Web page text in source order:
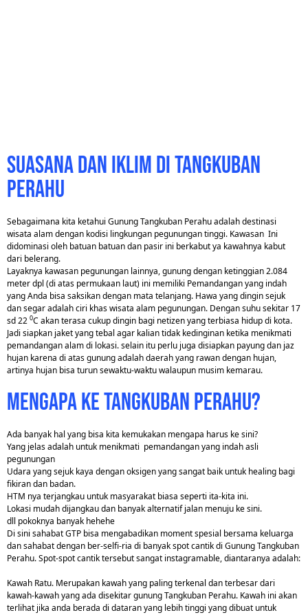
suasana dan iklim di tangkuban
perahu
Sebagaimana kita ketahui Gunung Tangkuban Perahu adalah destinasi
wisata alam dengan kodisi lingkungan pegunungan tinggi. Kawasan Ini
didominasi oleh batuan batuan dan pasir ini berkabut ya kawahnya kabut
dari belerang.
Layaknya kawasan pegunungan lainnya, gunung dengan ketinggian 2.084
meter dpl (di atas permukaan laut) ini memiliki Pemandangan yang indah
yang Anda bisa saksikan dengan mata telanjang. Hawa yang dingin sejuk
dan segar adalah ciri khas wisata alam pegunungan. Dengan suhu sekitar 17
sd 22 0C akan terasa cukup dingin bagi netizen yang terbiasa hidup di kota.
Jadi siapkan jaket yang tebal agar kalian tidak kedinginan ketika menikmati
pemandangan alam di lokasi. selain itu perlu juga disiapkan payung dan jaz
hujan karena di atas gunung adalah daerah yang rawan dengan hujan,
artinya hujan bisa turun sewaktu-waktu walaupun musim kemarau.
Mengapa Ke Tangkuban Perahu?
Ada banyak hal yang bisa kita kemukakan mengapa harus ke sini?
Yang jelas adalah untuk menikmati pemandangan yang indah asli
pegunungan
Udara yang sejuk kaya dengan oksigen yang sangat baik untuk healing bagi
fikiran dan badan.
HTM nya terjangkau untuk masyarakat biasa seperti ita-kita ini.
Lokasi mudah dijangkau dan banyak alternatif jalan menuju ke sini.
dll pokoknya banyak hehehe
Di sini sahabat GTP bisa mengabadikan moment spesial bersama keluarga
dan sahabat dengan ber-selfi-ria di banyak spot cantik di Gunung Tangkuban
Perahu. Spot-spot cantik tersebut sangat instagramable, diantaranya adalah:
Kawah Ratu. Merupakan kawah yang paling terkenal dan terbesar dari
kawah-kawah yang ada disekitar gunung Tangkuban Perahu. Kawah ini akan
terlihat jika anda berada di dataran yang lebih tinggi yang dibuat untuk